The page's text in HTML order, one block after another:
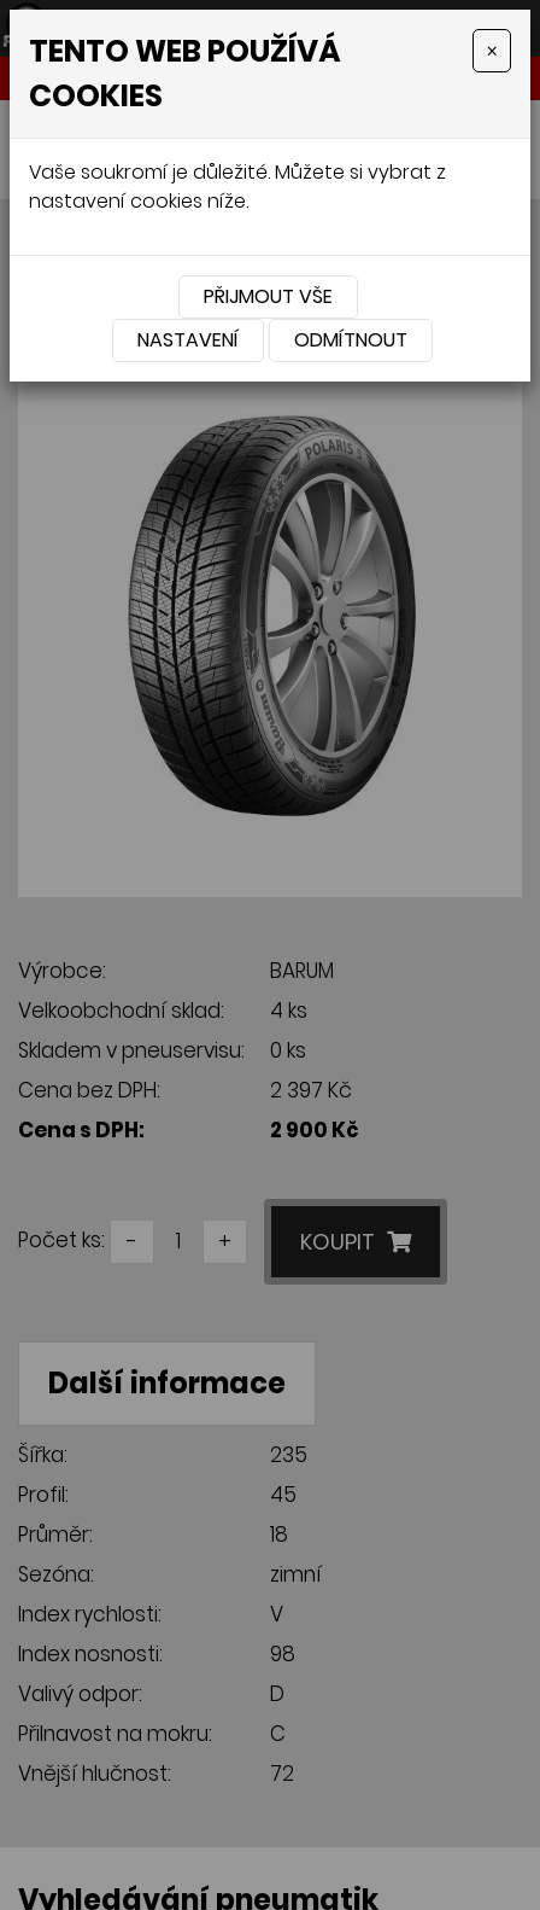
BARUM Polaris 5 235/45 R18 98V
Výrobce:
BARUM
Velkoobchodní sklad:
4 ks
Skladem v pneuservisu:
0 ks
Cena bez DPH:
2 397 Kč
Cena s DPH:
2 900 Kč
Počet ks: - + KOUPIT
Další informace
Šířka:
235
Profil:
45
Průměr:
18
Sezóna:
zimní
Index rychlosti:
V
Index nosnosti:
98
Valivý odpor:
D
Přilnavost na mokru:
C
Vnější hlučnost:
72
Vyhledávání pneumatik
TENTO WEB POUŽÍVÁ
COOKIES
×
Vaše soukromí je důležité. Můžete si vybrat z
nastavení cookies níže.
PŘIJMOUT VŠE
NASTAVENÍ
ODMÍTNOUT